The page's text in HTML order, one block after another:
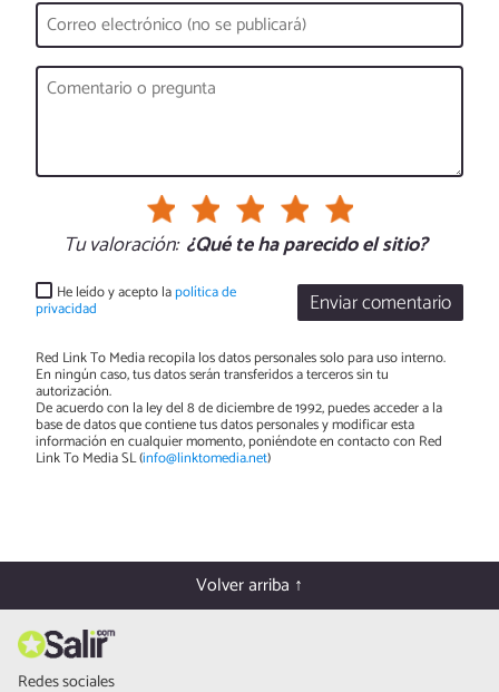
Tu valoración: ¿Qué te ha parecido el sitio?
Enviar comentario
He leído y acepto lapolítica de
privacidad
Red Link To Media recopila los datos personales solo para uso interno.
En ningún caso, tus datos serán transferidos a terceros sin tu
autorización.
De acuerdo con la ley del 8 de diciembre de 1992, puedes acceder a la
base de datos que contiene tus datos personales y modificar esta
información en cualquier momento, poniéndote en contacto con Red
Link To Media SL (info@linktomedia.net)
Volver arriba ↑
Redes sociales